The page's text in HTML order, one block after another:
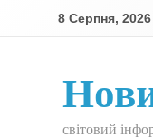
8 Серпня, 2026
світовий